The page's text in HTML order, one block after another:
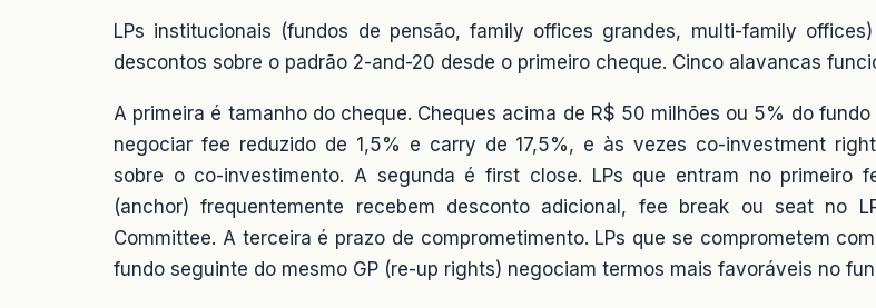
LPs institucionais (fundos de pensão, family offices grandes, multi-family
descontos sobre o padrão 2-and-20 desde o primeiro cheque. Cinco alavancas
A primeira é tamanho do cheque. Cheques acima de R$ 50 milhões ou 5% do
negociar fee reduzido de 1,5% e carry de 17,5%, e às vezes co-investment
sobre o co-investimento. A segunda é first close. LPs que entram no primeiro
(anchor) frequentemente recebem desconto adicional, fee break ou seat no
Committee. A terceira é prazo de comprometimento. LPs que se comprometem
fundo seguinte do mesmo GP (re-up rights) negociam termos mais favoráveis no